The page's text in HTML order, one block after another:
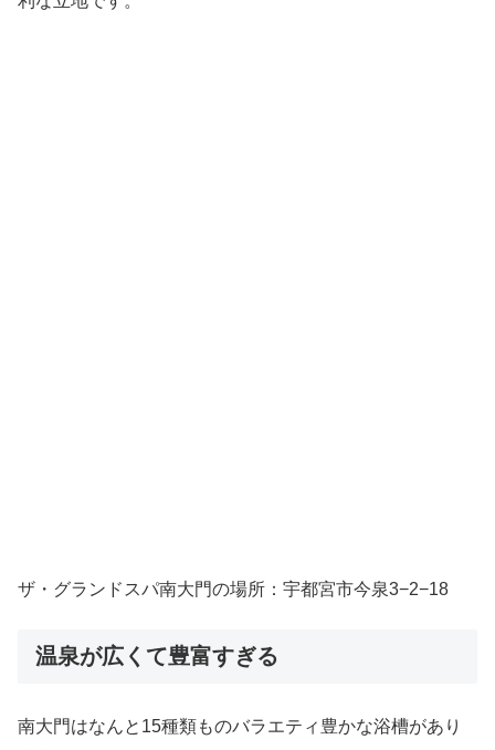
ザ・グランドスパ南大門の場所：宇都宮市今泉3−2−18
温泉が広くて豊富すぎる
南大門はなんと15種類ものバラエティ豊かな浴槽があり